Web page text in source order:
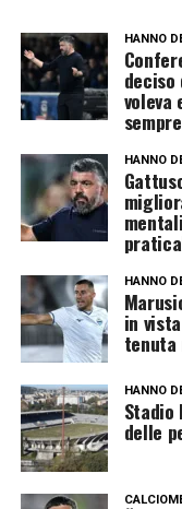
HANNO
deciso
voleva
HANNO
HANNO
in
tenuta
HANNO
Stadio
delle